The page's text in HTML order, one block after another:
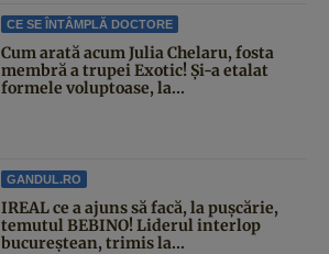
CE SE ÎNTÂMPLĂ DOCTORE
Cum arată acum Julia Chelaru, fosta
membră a trupei Exotic! Și-a etalat
formele voluptoase, la...
GANDUL.RO
IREAL ce a ajuns să facă, la pușcărie,
temutul BEBINO! Liderul interlop
bucureștean, trimis la...